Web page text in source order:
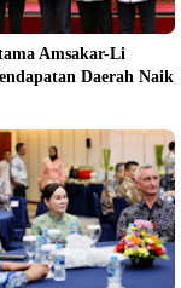
Amsakar-Li
Daerah Naik